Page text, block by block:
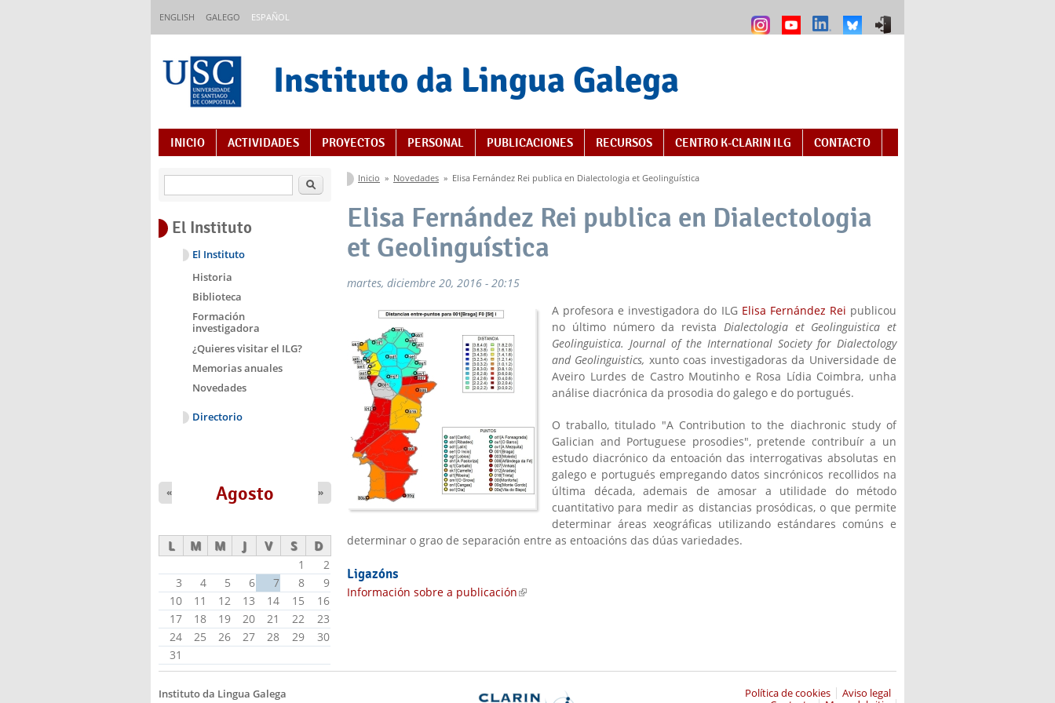
ENGLISH GALEGO ESPAÑOL
Instituto da Lingua Galega
Índice de contenidos
INICIO ACTIVIDADES PROYECTOS PERSONAL PUBLICACIONES RECURSOS CENTRO K-CLARIN ILG CONTACTO
Se encuentra usted aquí
Inicio » Novedades » Elisa Fernández Rei publica en Dialectologia et Geolinguística
Elisa Fernández Rei publica en Dialectologia
et Geolinguística
martes, diciembre 20, 2016 - 20:15
A profesora e investigadora do ILG Elisa Fernández Rei publicou
no último número da revista Dialectologia et Geolinguistica et
Geolinguistica. Journal of the International Society for Dialectology
and Geolinguistics, xunto coas investigadoras da Universidade de
Aveiro Lurdes de Castro Moutinho e Rosa Lídia Coimbra, unha
análise diacrónica da prosodia do galego e do portugués.
O traballo, titulado "A Contribution to the diachronic study of
Galician and Portuguese prosodies", pretende contribuír a un
estudo diacrónico da entoación das interrogativas absolutas en
galego e portugués empregando datos sincrónicos recollidos na
última década, ademais de amosar a utilidade do método
cuantitativo para medir as distancias prosódicas, o que permite
determinar áreas xeográficas utilizando estándares comúns e
determinar o grao de separación entre as entoacións das dúas variedades.
Ligazóns
Información sobre a publicación(link is external)
Buscar
El Instituto
El Instituto
Historia
Biblioteca
Formación
investigadora
¿Quieres visitar el ILG?
Memorias anuales
Novedades
Directorio
Agosto
« »
L M M J V S D
1
2
3
4 5 6 7 8
9
10
11 12 13 14 15
16
17
18 19 20 21 22
23
24
25 26 27 28 29
30
31
Instituto da Lingua Galega
Aviso legal
Política de cookies